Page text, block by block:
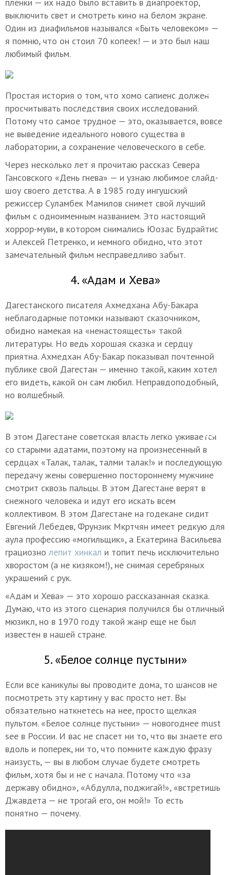
пленки — их надо было вставить в диапроектор,
выключить свет и смотреть кино на белом экране.
Один из диафильмов назывался «Быть человеком» —
я помню, что он стоил 70 копеек! — и это был наш
любимый фильм.
Простая история о том, что хомо сапиенс должен
просчитывать последствия своих исследований.
Потому что самое трудное — это, оказывается, вовсе
не выведение идеального нового существа в
лаборатории, а сохранение человеческого в себе.
Через несколько лет я прочитаю рассказ Севера
Гансовского «День гнева» — и узнаю любимое слайд-
шоу своего детства. А в 1985 году ингушский
режиссер Суламбек Мамилов снимет свой лучший
фильм с одноименным названием. Это настоящий
хоррор-муви, в котором снимались Юозас Будрайтис
и Алексей Петренко, и немного обидно, что этот
замечательный фильм несправедливо забыт.
4. «Адам и Хева»
Дагестанского писателя Ахмедхана Абу-Бакара
неблагодарные потомки называют сказочником,
обидно намекая на «ненастоящесть» такой
литературы. Но ведь хорошая сказка и сердцу
приятна. Ахмедхан Абу-Бакар показывал почтенной
публике свой Дагестан — именно такой, каким хотел
его видеть, какой он сам любил. Неправдоподобный,
но волшебный.
В этом Дагестане советская власть легко уживается
со старыми адатами, поэтому на произнесенный в
сердцах «Талак, талак, талми талак!» и последующую
передачу жены совершенно постороннему мужчине
смотрит сквозь пальцы. В этом Дагестане верят в
снежного человека и идут его искать всем
коллективом. В этом Дагестане на годекане сидит
Евгений Лебедев, Фрунзик Мкртчян имеет редкую для
аула профессию «могильщик», а Екатерина Васильева
грациознолепит хинкал и топит печь исключительно
хворостом (а не кизяком!), не снимая серебряных
украшений с рук.
«Адам и Хева» — это хорошо рассказанная сказка.
Думаю, что из этого сценария получился бы отличный
мюзикл, но в 1970 году такой жанр еще не был
известен в нашей стране.
5. «Белое солнце пустыни»
Если все каникулы вы проводите дома, то шансов не
посмотреть эту картину у вас просто нет. Вы
обязательно наткнетесь на нее, просто щелкая
пультом. «Белое солнце пустыни» — новогоднее must
see в России. И вас не спасет ни то, что вы знаете его
вдоль и поперек, ни то, что помните каждую фразу
наизусть, — вы в любом случае будете смотреть
фильм, хотя бы и не с начала. Потому что «за
державу обидно», «Абдулла, поджигай!», «встретишь
Джавдета — не трогай его, он мой!» То есть
понятно — почему.